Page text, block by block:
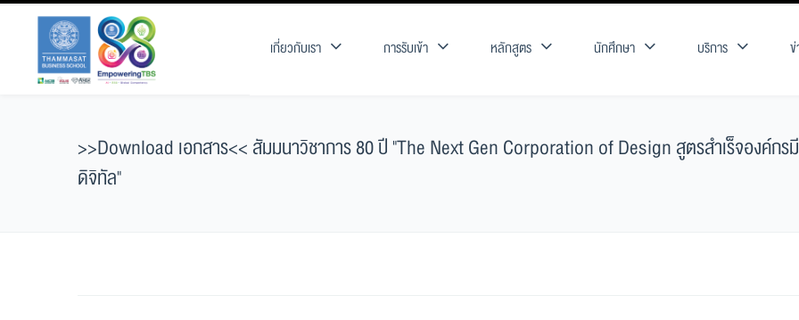
เกี่ยวกับเรา การรับเข้า หลักสูตร นักศึกษา บริการ
>>Download เอกสาร<< สัมมนาวิชาการ 80 ปี "The Next Gen Corporation of Design สูตรสำเร็จองค์กร
ดิจิทัล"